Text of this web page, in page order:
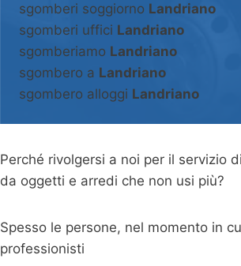
sgomberi soggiorno Landriano
sgomberi uffici Landriano
sgomberiamo Landriano
sgombero a Landriano
sgombero alloggi Landriano
Perché rivolgersi a noi per il servizio di
da oggetti e arredi che non usi più?
Spesso le persone, nel momento in
professionisti